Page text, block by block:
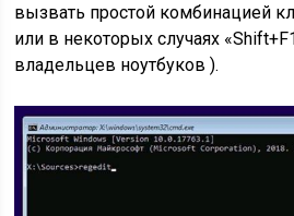
вызвать простой комбинацией
или в некоторых случаях
владельцев ноутбуков ).